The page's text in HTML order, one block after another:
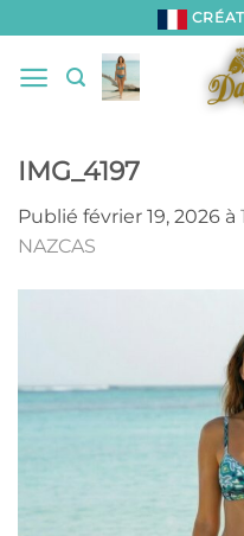
au
contenu
IMG_4197
Publié février 19, 2026 à
NAZCAS